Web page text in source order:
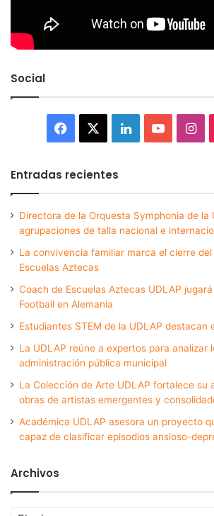
Social
Facebook LinkedInYouTube
Entradas recientes
Directora de la Orquesta Symphonia de la
agrupaciones de talla nacional e
La convivencia familiar marca el cierre del
Escuelas Aztecas
Coach de Escuelas Aztecas UDLAP
Football en Alemania
Estudiantes STEM de la UDLAP destacan
La UDLAP reúne a expertos para analizar
administración pública municipal
La Colección de Arte UDLAP fortalece su
obras de artistas emergentes y
Académica UDLAP asesora un proyecto
capaz de clasificar episodios ansioso-
Archivos
Archivos